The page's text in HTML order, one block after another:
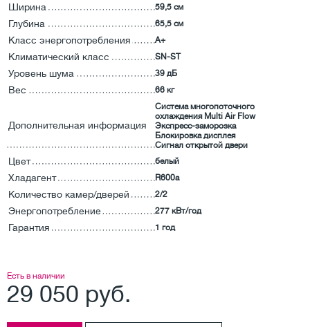
Ширина 59,5 см
Глубина 65,5 см
Класс энергопотребления А+
Климатический класс SN-ST
Уровень шума 39 дБ
Вес 66 кг
Дополнительная информация
Система многопоточного
охлаждения Multi Air Flow
Экспресс-заморозка
Блокировка дисплея
Сигнал открытой двери
Цвет белый
Хладагент R600a
Количество камер/дверей 2/2
Энергопотребление 277 кВт/год
Гарантия 1 год
Есть в наличии
29 050 руб.